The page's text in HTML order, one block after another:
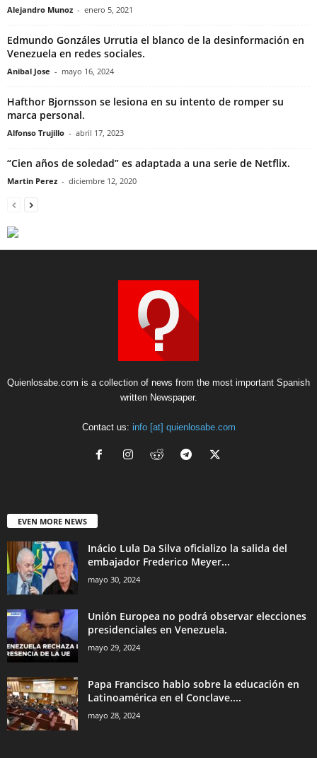
Alejandro Munoz - enero 5, 2021
Edmundo Gonzáles Urrutia el blanco de la desinformación en
Venezuela en redes sociales.
Anibal Jose - mayo 16, 2024
Hafthor Bjornsson se lesiona en su intento de romper su
marca personal.
Alfonso Trujillo - abril 17, 2023
“Cien años de soledad” es adaptada a una serie de Netflix.
Martin Perez - diciembre 12, 2020
Quienlosabe.com is a collection of news from the most important Spanish
written Newspaper.
Contact us: info [at] quienlosabe.com
EVEN MORE NEWS
Inácio Lula Da Silva oficializo la salida del
embajador Frederico Meyer...
mayo 30, 2024
Unión Europea no podrá observar elecciones
presidenciales en Venezuela.
mayo 29, 2024
Papa Francisco hablo sobre la educación en
Latinoamérica en el Conclave....
mayo 28, 2024